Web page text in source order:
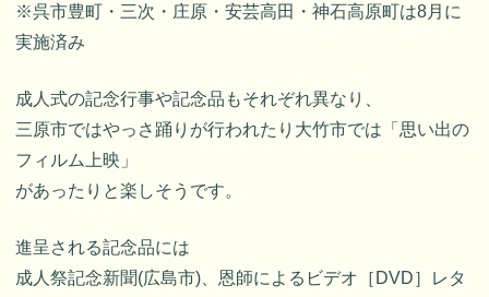
※呉市豊町・三次・庄原・安芸高田・神石高原町は8月に
実施済み
成人式の記念行事や記念品もそれぞれ異なり、
三原市ではやっさ踊りが行われたり大竹市では「思い出の
フィルム上映」
があったりと楽しそうです。
進呈される記念品には
成人祭記念新聞(広島市)、恩師によるビデオ［DVD］レタ